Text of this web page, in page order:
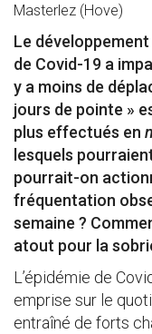
Masterlez (Hove)
Le
de Covid-19 a
y a moins de
jours de pointe »
plus effectués en
lesquels
pourrait-on
fréquentation
semaine ?
atout pour la
L’épidémie de
emprise sur le
entraîné de forts